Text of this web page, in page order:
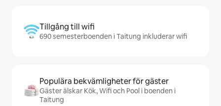
Tillgång till wifi
690 semesterboenden i Taitung inkluderar wifi
Populära bekvämligheter för gäster
Gäster älskar Kök, Wifi och Pool i boenden i
Taitung